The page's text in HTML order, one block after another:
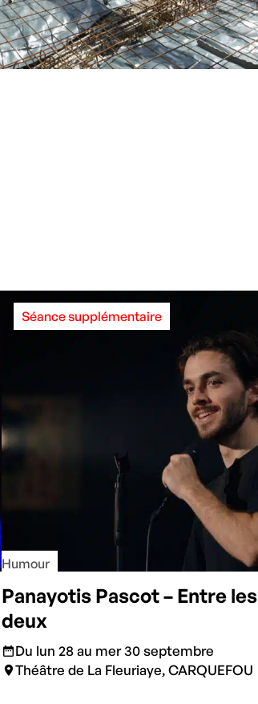
Humour
Séance supplémentaire
Panayotis Pascot – Entre les
deux
Du lun 28 au mer 30 septembre
Théâtre de La Fleuriaye, CARQUEFOU